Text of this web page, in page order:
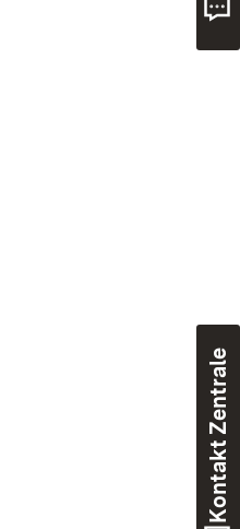
Kontakt Zentrale